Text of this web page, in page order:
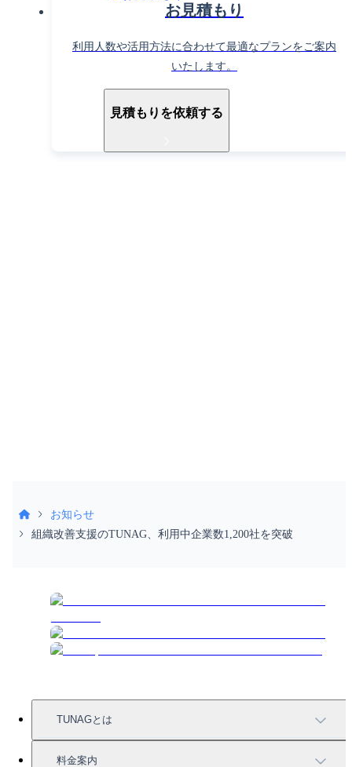
お見積もり
利用人数や活用方法に合わせて最適なプランをご案内
いたします。
見積もりを依頼する
お知らせ
組織改善支援のTUNAG、利用中企業数1,200社を突破
TUNAGとは
TUNAGの特徴
料金案内